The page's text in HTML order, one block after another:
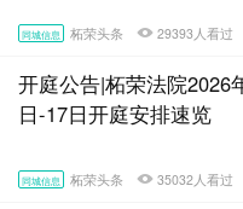
同城信息 柘荣头条 29393人看过
开庭公告|柘荣法院2026
日-17日开庭安排速览
同城信息 柘荣头条 35032人看过